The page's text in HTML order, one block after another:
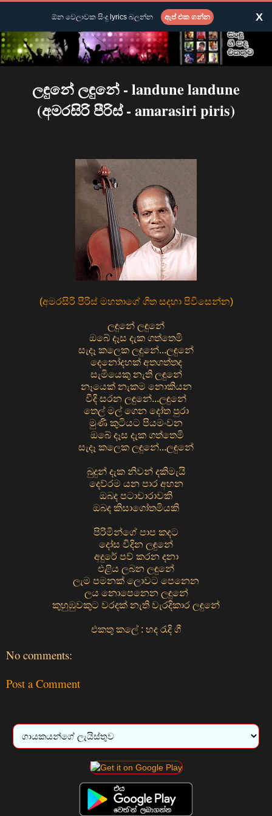
ලඳුනේ ලඳුනේ - landune landune
(අමරසිරි පීරිස් - amarasiri piris)
(අමරසිරි පීරිස් මහතාගේ ගීත සදහා පිවිසෙන්න)
ලඳුනේ ලඳුනේ
ඔබේ දෑස දැක ගත්තෙමි
සැදෑ කලෙක ලඳුනේ...ලඳුනේ
දෙනෝදහක් අතගත්තද
සැමියෙකු නැති ලඳුනේ
නෑයෙක් නැකම නොකියන
වීදි සරන ලඳුනේ...ලඳුනේ
තෙල් මල් ගෙන දෝත පුරා
මුණි කුටියට පියමංවන
ඔබේ දෑස දැක ගත්තෙමි
සැදෑ කලෙක ලඳුනේ...ලඳුනේ
බුදුන් දැක නිවන් දකිමැයි
දෙව්රම යන පාර අහන
ඔබද පටාචාරාවකි
ඔබද කිසාගෝතමියකි
පිරිමින්ගේ පාප කදට
දෝස විදින ලඳුනේ
අදුරේ පව් කරන දනා
එළිය ලබන ලඳුනේ
ලැම පමනක් ලොවට පෙනෙන
ලය නොපෙනෙන ලඳුනේ
කුහුඹුවකුට වරදක් නැති වැරදිකාර ලඳුනේ
එකතු කලේ : හද රැදි ගී
No comments:
Post a Comment
ඕන වෙලාවක සිංදු lyrics බලන්න ඇප් එක ගන්න X